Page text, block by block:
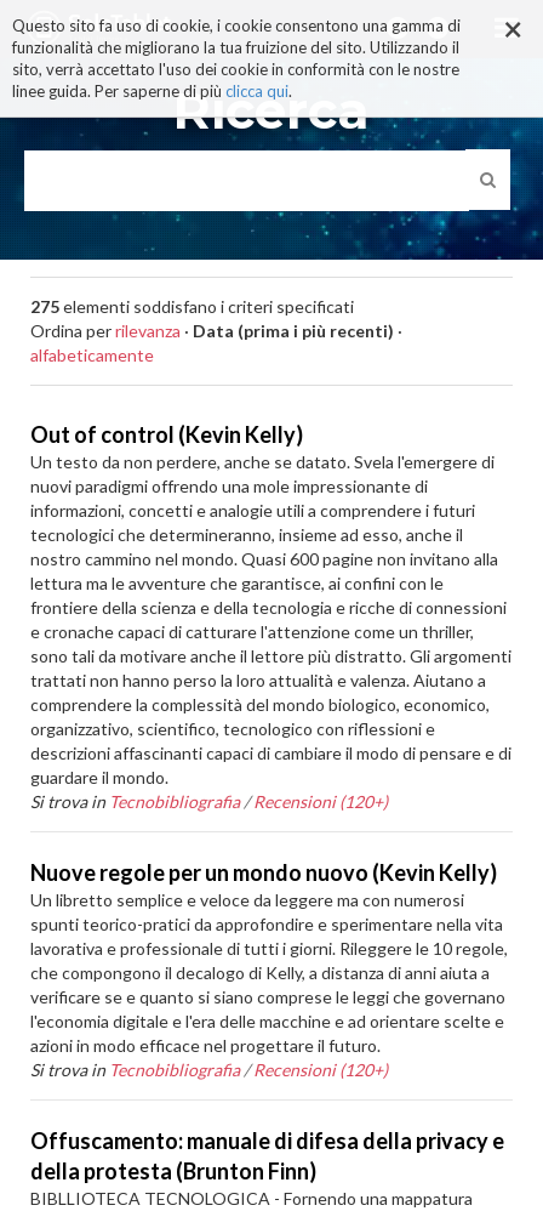
×
Questo sito fa uso di cookie, i cookie consentono una gamma di
funzionalità che migliorano la tua fruizione del sito. Utilizzando il
sito, verrà accettato l'uso dei cookie in conformità con le nostre
linee guida. Per saperne di più clicca qui.
ai
contenuti.
|
alla
navigazione
Ricerca
275elementi soddisfano i criteri specificati
Ordina perrilevanza · Data (prima i più recenti) ·
alfabeticamente
Out of control (Kevin Kelly)
Un testo da non perdere, anche se datato. Svela l'emergere di
nuovi paradigmi offrendo una mole impressionante di
informazioni, concetti e analogie utili a comprendere i futuri
tecnologici che determineranno, insieme ad esso, anche il
nostro cammino nel mondo. Quasi 600 pagine non invitano alla
lettura ma le avventure che garantisce, ai confini con le
frontiere della scienza e della tecnologia e ricche di connessioni
e cronache capaci di catturare l'attenzione come un thriller,
sono tali da motivare anche il lettore più distratto. Gli argomenti
trattati non hanno perso la loro attualità e valenza. Aiutano a
comprendere la complessità del mondo biologico, economico,
organizzativo, scientifico, tecnologico con riflessioni e
descrizioni affascinanti capaci di cambiare il modo di pensare e di
guardare il mondo.
Si trova in Tecnobibliografia /Recensioni (120+)
Nuove regole per un mondo nuovo (Kevin Kelly)
Un libretto semplice e veloce da leggere ma con numerosi
spunti teorico-pratici da approfondire e sperimentare nella vita
lavorativa e professionale di tutti i giorni. Rileggere le 10 regole,
che compongono il decalogo di Kelly, a distanza di anni aiuta a
verificare se e quanto si siano comprese le leggi che governano
l'economia digitale e l'era delle macchine e ad orientare scelte e
azioni in modo efficace nel progettare il futuro.
Si trova in Tecnobibliografia /Recensioni (120+)
Offuscamento: manuale di difesa della privacy e
della protesta (Brunton Finn)
BIBLLIOTECA TECNOLOGICA - Fornendo una mappatura